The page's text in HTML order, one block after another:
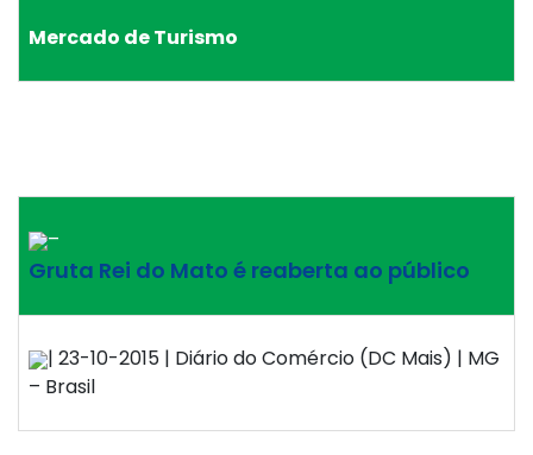
Mercado de Turismo
–
Gruta Rei do Mato é reaberta ao público
| 23-10-2015 | Diário do Comércio (DC Mais) | MG
– Brasil